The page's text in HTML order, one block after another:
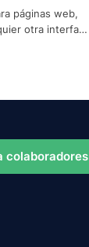
páginas web,
otra interfaz
colaboradores